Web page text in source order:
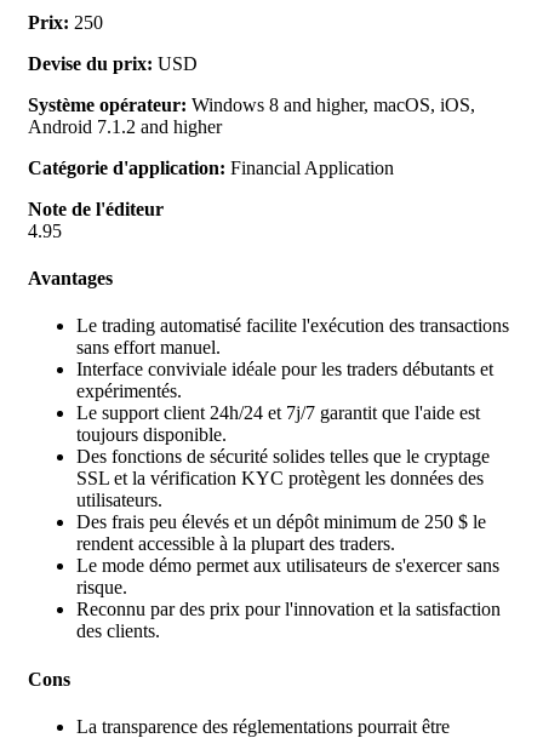
Prix: 250
Devise du prix: USD
Système opérateur: Windows 8 and higher, macOS, iOS,
Android 7.1.2 and higher
Catégorie d'application: Financial Application
Note de l'éditeur
4.95
Avantages
Le trading automatisé facilite l'exécution des transactions
sans effort manuel.
Interface conviviale idéale pour les traders débutants et
expérimentés.
Le support client 24h/24 et 7j/7 garantit que l'aide est
toujours disponible.
Des fonctions de sécurité solides telles que le cryptage
SSL et la vérification KYC protègent les données des
utilisateurs.
Des frais peu élevés et un dépôt minimum de 250 $ le
rendent accessible à la plupart des traders.
Le mode démo permet aux utilisateurs de s'exercer sans
risque.
Reconnu par des prix pour l'innovation et la satisfaction
des clients.
Cons
La transparence des réglementations pourrait être